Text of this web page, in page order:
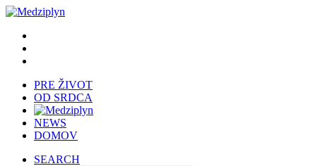
PRE ŽIVOT
OD SRDCA
NEWS
DOMOV
SEARCH